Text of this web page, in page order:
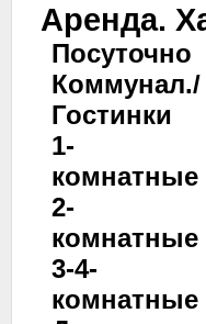
Аренда.
Посуточно
Коммунал./
Гостинки
1-
комнатные
2-
комнатные
3-4-
комнатные